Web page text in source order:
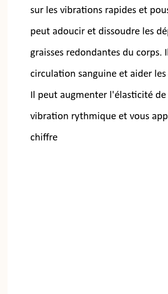
sur les vibrations rapides et
peut adoucir et dissoudre les
graisses redondantes du
circulation sanguine et aider
Il peut augmenter l'élasticité
vibration rythmique et vous
chiffre